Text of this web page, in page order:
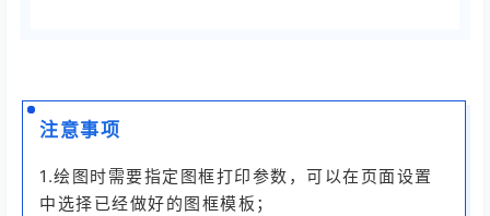
注意事项
1.绘图时需要指定图框打印参数，可以在页面设置
中选择已经做好的图框模板；